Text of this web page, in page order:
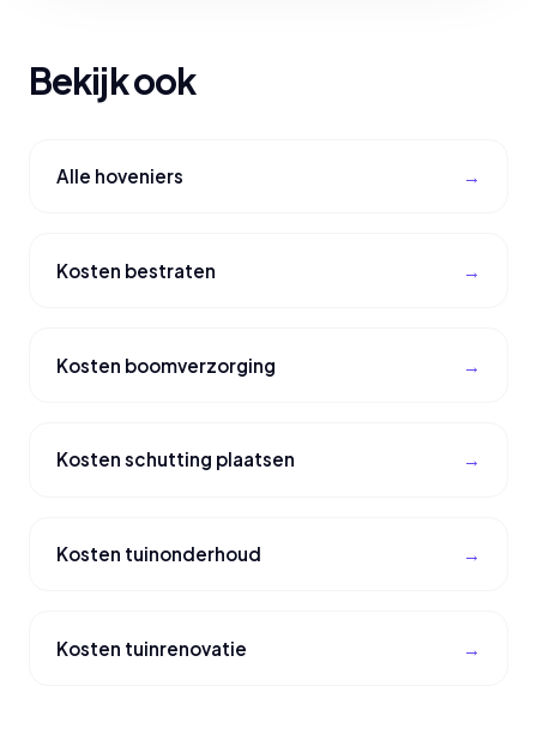
Bekijk ook
Alle hoveniers
Kosten bestraten
Kosten boomverzorging
Kosten schutting plaatsen
Kosten tuinonderhoud
Kosten tuinrenovatie